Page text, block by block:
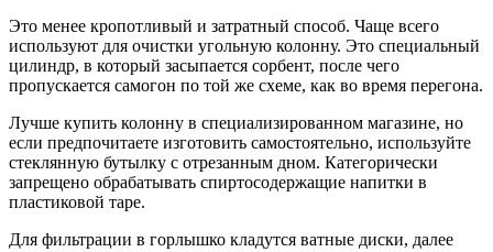
Это менее кропотливый и затратный способ. Чаще всего
используют для очистки угольную колонну. Это специальный
цилиндр, в который засыпается сорбент, после чего
пропускается самогон по той же схеме, как во время перегона.
Лучше купить колонну в специализированном магазине, но
если предпочитаете изготовить самостоятельно, используйте
стеклянную бутылку с отрезанным дном. Категорически
запрещено обрабатывать спиртосодержащие напитки в
пластиковой таре.
Для фильтрации в горлышко кладутся ватные диски, далее